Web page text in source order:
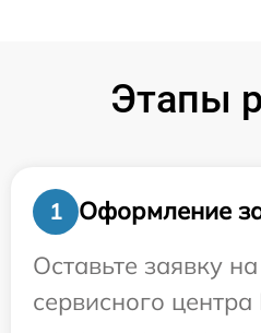
Этапы
1
Оформление
Оставьте заявку
сервисного